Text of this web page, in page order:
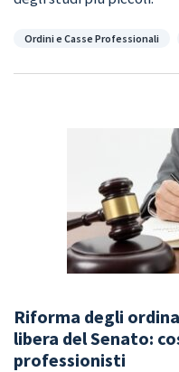
Categorie
Ordini e Casse Professionali
Riforma degli
libera del Senato:
professionisti